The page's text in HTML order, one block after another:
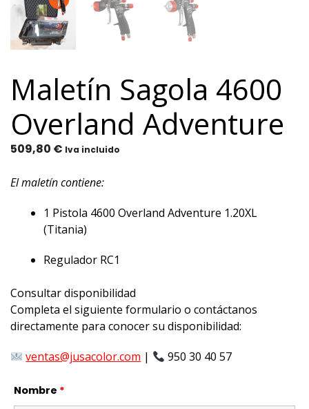
Maletín Sagola 4600
Overland Adventure
509,80 € Iva incluido
El maletín contiene:
1 Pistola 4600 Overland Adventure 1.20XL
(Titania)
Regulador RC1
Consultar disponibilidad
Completa el siguiente formulario o contáctanos
directamente para conocer su disponibilidad:
ventas@jusacolor.com | 950 30 40 57
Nombre *